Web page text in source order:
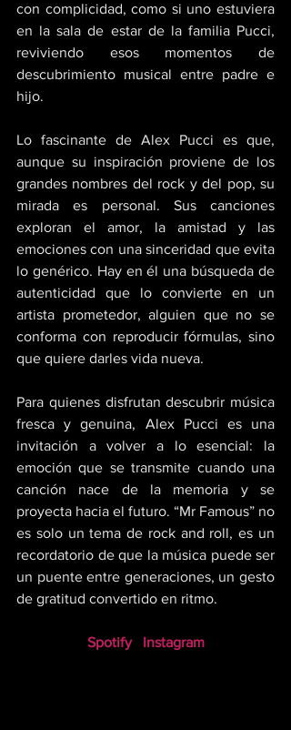
con complicidad, como si uno estuviera
en la sala de estar de la familia Pucci,
reviviendo esos momentos de
descubrimiento musical entre padre e
hijo.
Lo fascinante de Alex Pucci es que,
aunque su inspiración proviene de los
grandes nombres del rock y del pop, su
mirada es personal. Sus canciones
exploran el amor, la amistad y las
emociones con una sinceridad que evita
lo genérico. Hay en él una búsqueda de
autenticidad que lo convierte en un
artista prometedor, alguien que no se
conforma con reproducir fórmulas, sino
que quiere darles vida nueva.
Para quienes disfrutan descubrir música
fresca y genuina, Alex Pucci es una
invitación a volver a lo esencial: la
emoción que se transmite cuando una
canción nace de la memoria y se
proyecta hacia el futuro. “Mr Famous” no
es solo un tema de rock and roll, es un
recordatorio de que la música puede ser
un puente entre generaciones, un gesto
de gratitud convertido en ritmo.
Spotify Instagram